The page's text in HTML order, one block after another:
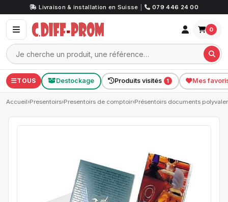
Livraison & installation en Suisse 079 446 24 00
0
TOUS Destockage Produits visités 1 Mes
Accueil›Presentoirs›Presentoirs de comptoir›Présentoirs documents